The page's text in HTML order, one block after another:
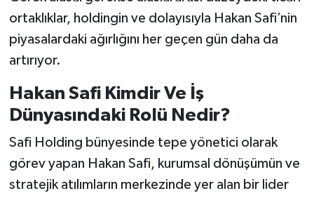
ortaklıklar, holdingin ve dolayısıyla Hakan Safi’nin
piyasalardaki ağırlığını her geçen gün daha da
artırıyor.
Hakan Safi Kimdir Ve İş
Dünyasındaki Rolü Nedir?
Safi Holding bünyesinde tepe yönetici olarak
görev yapan Hakan Safi, kurumsal dönüşümün ve
stratejik atılımların merkezinde yer alan bir lider